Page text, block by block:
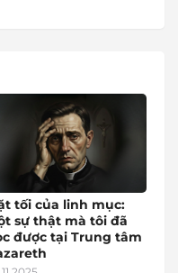
tối của linh mục:
sự thật mà tôi đã
được tại Trung tâm